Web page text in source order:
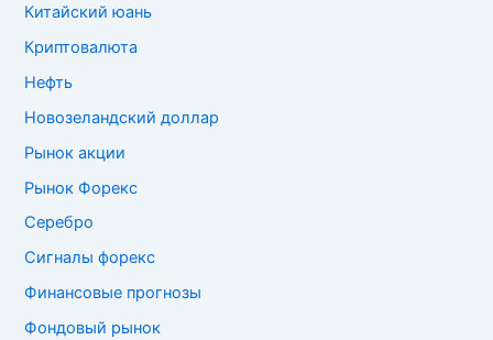
Китайский юань
Криптовалюта
Нефть
Новозеландский доллар
Рынок акции
Рынок Форекс
Серебро
Сигналы форекс
Финансовые прогнозы
Фондовый рынок